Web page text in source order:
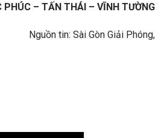
PHÚC – TẤN THÁI – VĨNH TƯỜNG
Nguồn tin: Sài Gòn Giải Phóng,